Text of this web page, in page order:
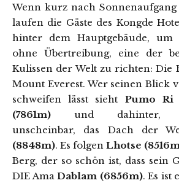
Wenn kurz nach
laufen die Gäste des Kongde
hinter dem Hauptgebäude,
ohne Übertreibung, eine der
Kulissen der Welt zu richten: Die
Mount Everest. Wer seinen Blick
schweifen lässt sieht Pumo Ri
(7861m) und dahinter,
unscheinbar, das Dach der
(8848m). Es folgen Lhotse
Berg, der so schön ist, dass sein
DIE AmaDablam (6856m). Es ist